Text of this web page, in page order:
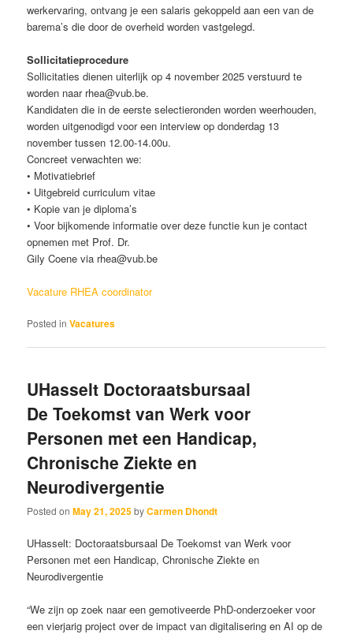
werkervaring, ontvang je een salaris gekoppeld aan een van de
barema’s die door de overheid worden vastgelegd.
Sollicitatieprocedure
Sollicitaties dienen uiterlijk op 4 november 2025 verstuurd te
worden naar rhea@vub.be.
Kandidaten die in de eerste selectieronden worden weerhouden,
worden uitgenodigd voor een interview op donderdag 13
november tussen 12.00-14.00u.
Concreet verwachten we:
• Motivatiebrief
• Uitgebreid curriculum vitae
• Kopie van je diploma’s
• Voor bijkomende informatie over deze functie kun je contact
opnemen met Prof. Dr.
Gily Coene via rhea@vub.be
Vacature RHEA coordinator
Posted in Vacatures
UHasselt Doctoraatsbursaal
De Toekomst van Werk voor
Personen met een Handicap,
Chronische Ziekte en
Neurodivergentie
Posted onMay 21, 2025byCarmen Dhondt
UHasselt: Doctoraatsbursaal De Toekomst van Werk voor
Personen met een Handicap, Chronische Ziekte en
Neurodivergentie
“We zijn op zoek naar een gemotiveerde PhD-onderzoeker voor
een vierjarig project over de impact van digitalisering en AI op de